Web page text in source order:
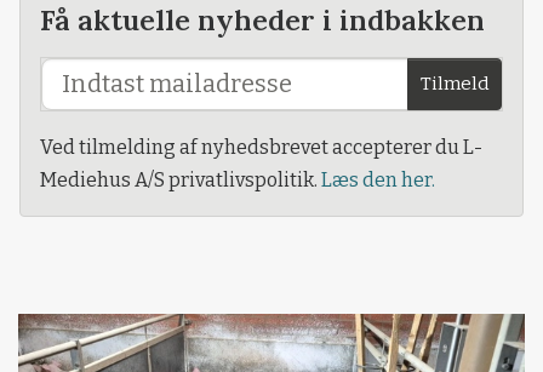
Få aktuelle nyheder i indbakken
Tilmeld
Ved tilmelding af nyhedsbrevet accepterer du L-
Mediehus A/S privatlivspolitik. Læs den her.